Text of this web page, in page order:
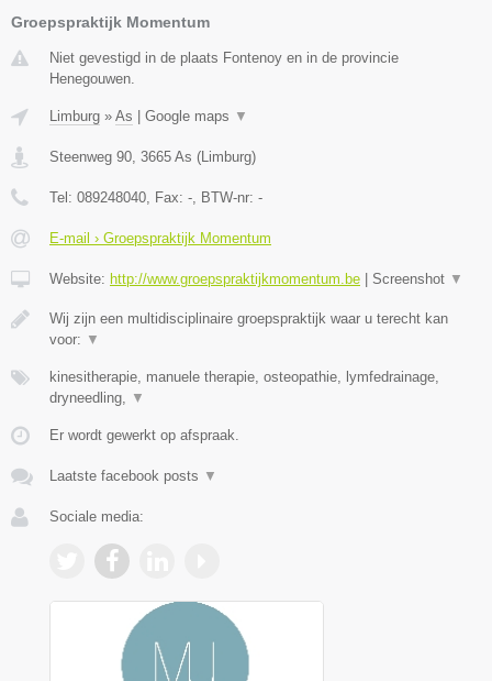
Groepspraktijk Momentum
Niet gevestigd in de plaats Fontenoy en in de provincie
Henegouwen.
Limburg » As | Google maps ▼
Steenweg 90 3665 As (Limburg)
Tel: 089248040 , Fax: - , BTW-nr: -
E-mail › Groepspraktijk Momentum
Website: http://www.groepspraktijkmomentum.be | Screenshot ▼
Wij zijn een multidisciplinaire groepspraktijk waar u terecht kan
voor: ▼
kinesitherapie, manuele therapie, osteopathie, lymfedrainage,
dryneedling,
▼
Er wordt gewerkt op afspraak.
Laatste facebook posts ▼
Sociale media: